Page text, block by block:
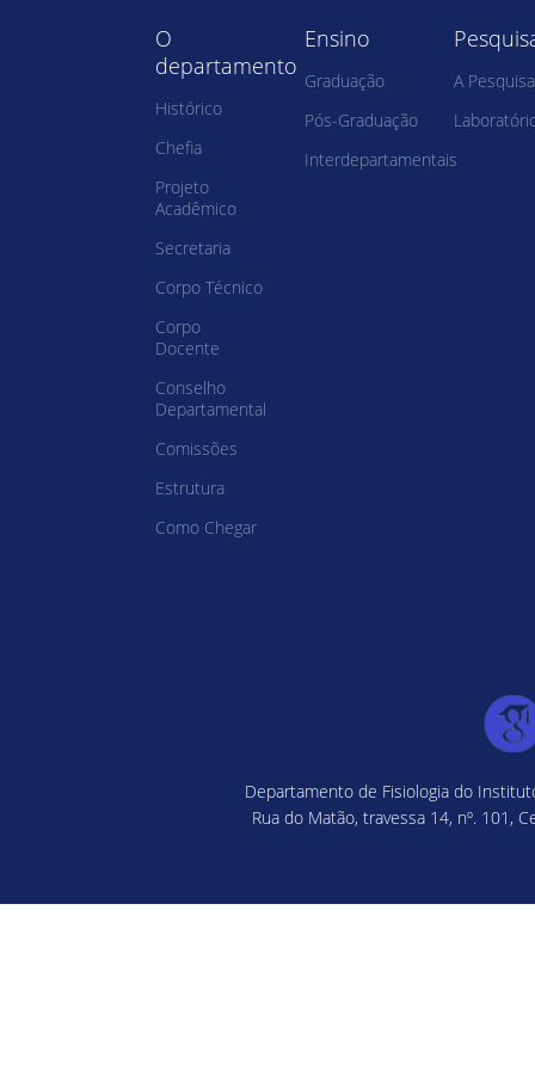
O
departamento
Histórico
Chefia
Projeto
Acadêmico
Secretaria
Corpo Técnico
Corpo
Docente
Conselho
Departamental
Comissões
Estrutura
Como Chegar
Ensino
Graduação
Pós-Graduação
Interdepartamentais
A Pesquisa
Departamento de Fisiologia do
Rua do Matão, travessa 14, nº. 101,